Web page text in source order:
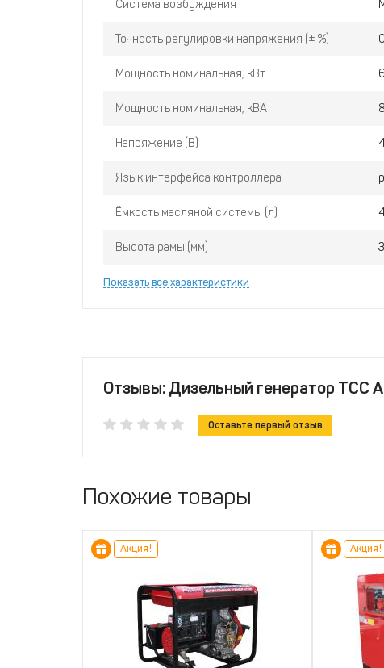
Система возбуждения
Точность регулировки напряжения (± %)
Мощность номинальная, кВт
Мощность номинальная, кВА
Напряжение (В)
Язык интерфейса контроллера
Ёмкость масляной системы (л)
Высота рамы (мм)
Показать все характеристики
Отзывы: Дизельный генератор
Оставьте первый отзыв
Похожие товары
Акция! Акция!